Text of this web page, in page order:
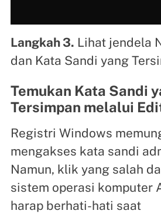
Langkah 3. Lihat jendela
dan Kata Sandi yang
Temukan Kata Sandi
Tersimpan melalui
Registri Windows
mengakses kata sandi
Namun, klik yang salah
sistem operasi komputer
harap berhati-hati saat